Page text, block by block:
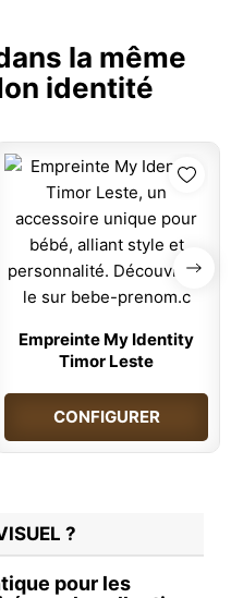
la même
identité
Empreinte My Identity
Timor Leste
CONFIGURER
?
pour les